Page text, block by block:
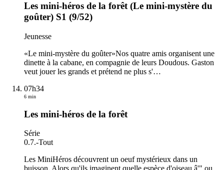
Les mini-héros de la forêt (Le mini-mystère du
goûter) S1 (9/52)
Jeunesse
«Le mini-mystère du goûter»Nos quatre amis organisent une
dinette à la cabane, en compagnie de leurs Doudous. Gaston
veut jouer les grands et prétend ne plus s'…
07h34
6 min
Les mini-héros de la forêt
Série
0.7.-Tout
Les MiniHéros découvrent un oeuf mystérieux dans un